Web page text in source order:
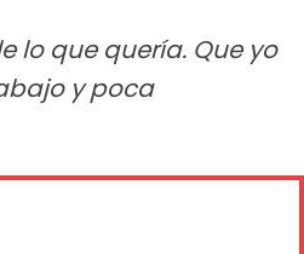
lo que quería. Que yo
y poca